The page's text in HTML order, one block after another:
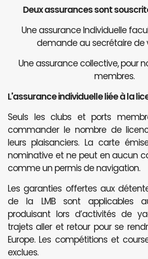
Deux assurances sont
Une assurance Individuelle
demande au secrétaire de
Une assurance collective, pour
membres.
L'assurance individuelle liée à la
Seuls les clubs et ports
commander le nombre de
leurs plaisanciers. La carte
nominative et ne peut en aucun
comme un permis de navigation.
Les garanties offertes aux
de la LMB sont applicables
produisant lors d’activités de
trajets aller et retour pour se
Europe. Les compétitions et
exclues.